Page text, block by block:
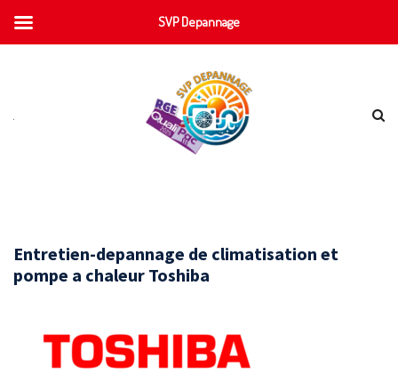
Entretien-depannage de climatisation et
pompe a chaleur Toshiba
SVP Depannage